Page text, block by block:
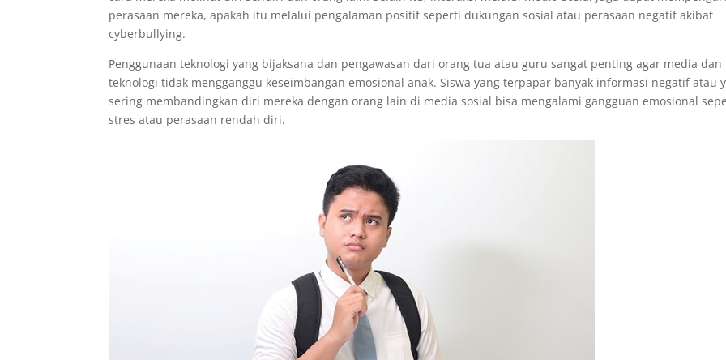
perasaan mereka, apakah itu melalui pengalaman positif seperti dukungan sosial atau perasaan negatif akibat
cyberbullying.
Penggunaan teknologi yang bijaksana dan pengawasan dari orang tua atau guru sangat penting agar media dan
teknologi tidak mengganggu keseimbangan emosional anak. Siswa yang terpapar banyak informasi negatif atau
sering membandingkan diri mereka dengan orang lain di media sosial bisa mengalami gangguan emosional
stres atau perasaan rendah diri.